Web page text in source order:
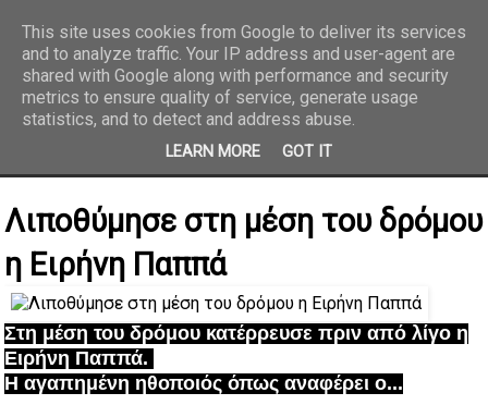
REPORTAZ NET
Λιποθύμησε στη μέση του δρόμου
η Ειρήνη Παππά
Στη μέση του δρόμου κατέρρευσε πριν από λίγο η
Ειρήνη Παππά.
Η αγαπημένη ηθοποιός όπως αναφέρει ο...
This site uses cookies from Google to deliver its services
and to analyze traffic. Your IP address and user-agent are
shared with Google along with performance and security
metrics to ensure quality of service, generate usage
statistics, and to detect and address abuse.
LEARN MORE GOT IT